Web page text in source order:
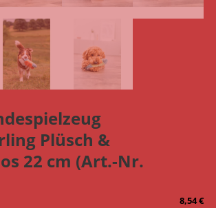
Plüsch &
22 cm (Art.-Nr.
8,54€